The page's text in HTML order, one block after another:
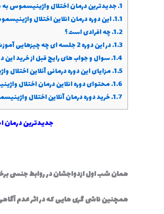
1. جدیدترین درمان اختلال واژینیسموس به
1.1. این دوره درمان انلاین اختلال
1.2. چه افرادی است ؟
1.3. در این دوره 2 جلسه ای چه چیزهایی آموزش خواهید دید؟
1.4. سوال و جواب های رایج قبل از خرید این
1.5. مزایای این دوره درمانی آنلاین اختلال
1.6. محتوای دوره انلاین درمان اختلال
1.7. خرید دوره درمان آنلاین اختلال
جدیدترین درمان
همان شب اول ازدواجشان در روابط جنسی
همچنین ناشی گری هایی که در اثر عدم